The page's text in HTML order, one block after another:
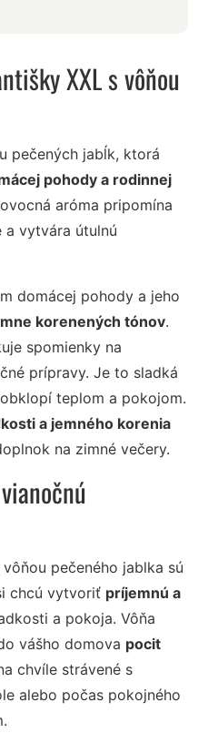
XXL s vôňou
pečených jabĺk, ktorá
pohody a rodinnej
aróma pripomína
a vytvára útulnú
domácej pohody a jeho
korenených tónov.
spomienky na
prípravy. Je to sladká
teplom a pokojom.
a jemného korenia
na zimné večery.
pečeného jablka sú
chcú vytvoriť príjemnú a
a pokoja. Vôňa
vášho domova pocit
chvíle strávené s
alebo počas pokojného